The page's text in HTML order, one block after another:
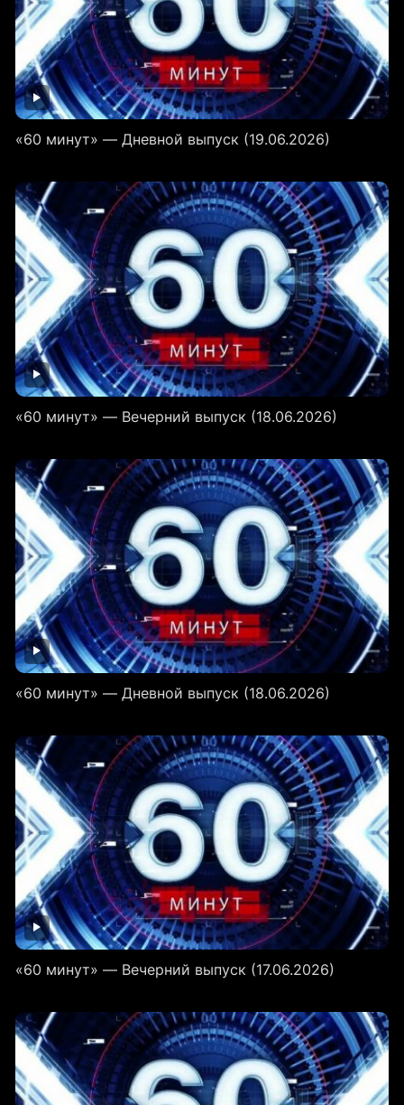
«60 минут» — Дневной выпуск (19.06.2026)
«60 минут» — Вечерний выпуск (18.06.2026)
«60 минут» — Дневной выпуск (18.06.2026)
«60 минут» — Вечерний выпуск (17.06.2026)